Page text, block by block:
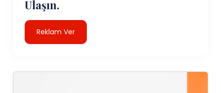
Ulaşın.
Reklam Ver